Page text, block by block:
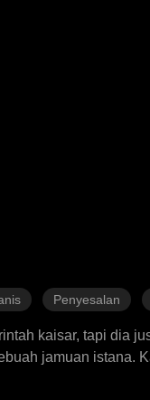
Penyesalan
kaisar, tapi dia
jamuan istana.